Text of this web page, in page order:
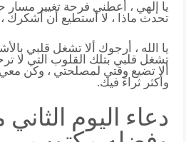
يا إلهي ، أعطني فرحة تغيير مسار
تحدث ماذا ، لا أستطيع أن أشكرك
يا الله ، أرجوك ألا تشغل قلبي
تشغل قلبي بتلك القلوب التي لا
ألا تضيع وقتي لمصلحتي ، وكن
وأكثر ثراءً فيك.
دعاء اليوم